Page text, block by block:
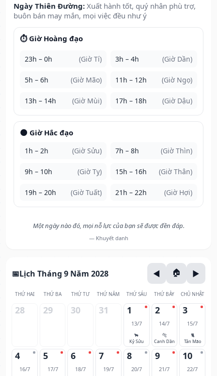
Ngày Thiên Đường: Xuất hành tốt, quý nhân phù trợ,
buôn bán may mắn, mọi việc đều như ý
⏱️ Giờ Hoàng đạo
23h – 0h (Giờ Tí) 3h – 4h (Giờ Dần)
5h – 6h (Giờ Mão) 11h – 12h (Giờ Ngọ)
13h – 14h (Giờ Mùi) 17h – 18h (Giờ Dậu)
🌑 Giờ Hắc đạo
1h – 2h (Giờ Sửu) 7h – 8h (Giờ Thìn)
9h – 10h (Giờ Tỵ) 15h – 16h (Giờ Thân)
19h – 20h (Giờ Tuất) 21h – 22h (Giờ Hợi)
Một ngày nào đó, mọi nỗ lực của bạn sẽ được đền đáp.
— Khuyết danh
Lịch Tháng 9 Năm 2028
THỨ HAI THỨ BA THỨ TƯ THỨ NĂM THỨ SÁU THỨ BẢY CHỦ NHẬT
28 29 30 31 1
13/7
🐂
Kỷ Sửu
2
14/7
🐅
Canh Dần
3
15/7
🐈
Tân Mão
4
16/7
5
17/7
6
18/7
7
19/7
8
20/7
9
21/7
10
22/7